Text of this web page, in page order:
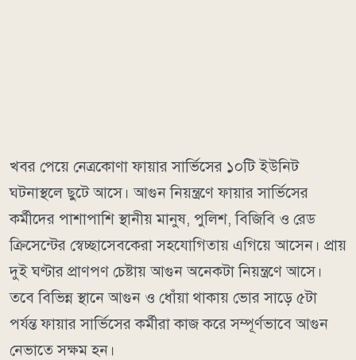
খবর পেয়ে নেত্রকোণা ফায়ার সার্ভিসের ১০টি ইউনিট
ঘটনাস্থলে ছুটে আসে। আগুন নিয়ন্ত্রণে ফায়ার সার্ভিসের
কর্মীদের পাশাপাশি স্থানীয় মানুষ, পুলিশ, বিজিবি ও রেড
ক্রিসেন্টের স্বেচ্ছাসেবকেরা সহযোগিতায় এগিয়ে আসেন। প্রায়
দুই ঘণ্টার প্রাণপণ চেষ্টায় আগুন অনেকটা নিয়ন্ত্রণে আসে।
তবে বিভিন্ন স্থানে আগুন ও ধোঁয়া থাকায় ভোর সাড়ে ৫টা
পর্যন্ত ফায়ার সার্ভিসের কর্মীরা কাজ করে সম্পূর্ণভাবে আগুন
নেভাতে সক্ষম হন।